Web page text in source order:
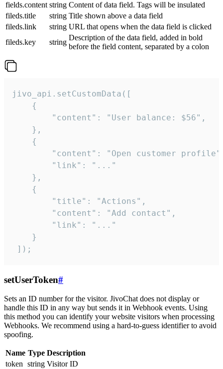
fields.content string Content of data field. Tags will be insulated
fileds.title
string Title shown above a data field
fileds.link
string URL that opens when the data field is clicked
fileds.key
string
Description of the data field, added in bold
before the field content, separated by a colon
jivo_api.setCustomData([
    {
        "content": "User balance: $56",
    },
    {
"content": "Open customer
        "link": "..."
    },
    {
        "title": "Actions",
        "content": "Add contact",
        "link": "..."
    }
]);
setUserToken#
Sets an ID number for the visitor. JivoChat does not display or
handle this ID in any way but sends it in Webhook events. Using
this method you can identify your website visitors when processing
Webhooks. We recommend using a hard-to-guess identifier to avoid
spoofing.
Name Type Description
token string Visitor ID